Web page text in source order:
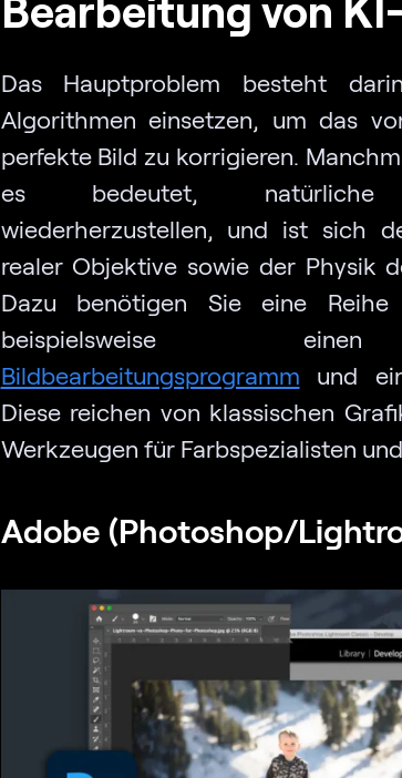
Das Hauptproblem besteht
Algorithmen einsetzen, um das
perfekte Bild zu korrigieren.
es bedeutet, natürliche
wiederherzustellen, und ist sich
realer Objektive sowie der Physik
Dazu benötigen Sie eine
beispielsweise
Bildbearbeitungsprogramm und
Diese reichen von klassischen
Werkzeugen für Farbspezialisten
Adobe (Photoshop/